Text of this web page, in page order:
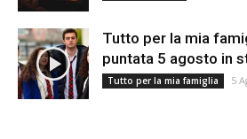
Tutto per la mia
puntata 5 agosto in
Tutto per la mia famiglia 5